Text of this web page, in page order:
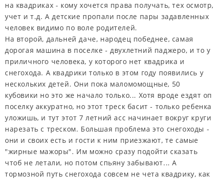
на квадриках - кому хочется права получать, тех осмотр,
учет и т.д. А детские пропали после пары задавленных
человек видимо по воле родителей.
На второй, дальней даче, народец победнее, самая
дорогая машина в поселке - двухлетний паджеро, и то у
приличного человека, у которого нет квадрика и
снегохода. А квадрики только в этом году появились у
нескольких детей. Они пока маломомощные, 50
кубовики но это же начало только... Хотя вроде ездят оп
поселку аккуратно, но этот треск басит - только ребенка
уложишь, и тут этот 7 летний асс начинает вокруг круги
нарезать с треском. Большая проблема это снегоходы -
они и своих есть и гости к ним приезжают, те самые
"жирные мажоры". Им можно сразу подойти сказать
чтоб не летали, но потом спьяну забывают... А
тормозной путь снегохода совсем не чета квадрику, как